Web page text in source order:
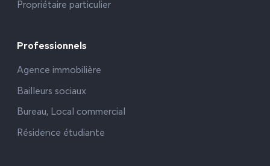
Propriétaire particulier
Professionnels
Agence immobilière
Bailleurs sociaux
Bureau, Local commercial
Résidence étudiante